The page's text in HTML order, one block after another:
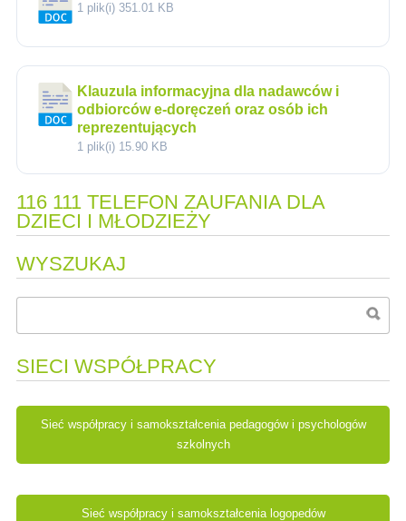
1 plik(i) 351.01 KB
Klauzula informacyjna dla nadawców i
odbiorców e-doręczeń oraz osób ich
reprezentujących
1 plik(i) 15.90 KB
116 111 TELEFON ZAUFANIA DLA
DZIECI I MŁODZIEŻY
WYSZUKAJ
SIECI WSPÓŁPRACY
Sieć współpracy i samokształcenia pedagogów i psychologów
szkolnych
Sieć współpracy i samokształcenia logopedów